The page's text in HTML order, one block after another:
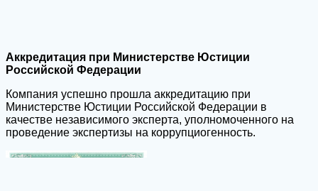
Аккредитация при Министерстве Юстиции
Российской Федерации
Компания успешно прошла аккредитацию при
Министерстве Юстиции Российской Федерации в
качестве независимого эксперта, уполномоченного на
проведение экспертизы на коррупциогенность.